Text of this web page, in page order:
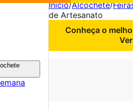
Início/Alcochete/
de Artesanato
Conheça o